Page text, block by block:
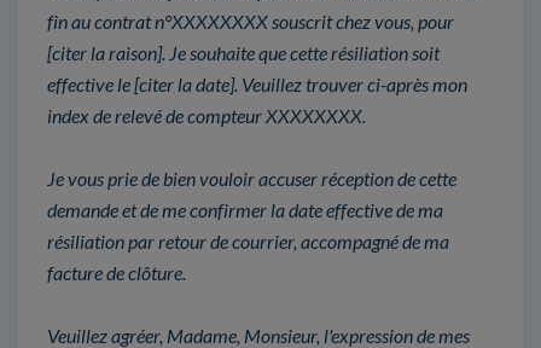
fin au contrat n°XXXXXXXX souscrit chez vous, pour
[citer la raison]. Je souhaite que cette résiliation soit
effective le [citer la date]. Veuillez trouver ci-après mon
index de relevé de compteur XXXXXXXX.
Je vous prie de bien vouloir accuser réception de cette
demande et de me confirmer la date effective de ma
résiliation par retour de courrier, accompagné de ma
facture de clôture.
Veuillez agréer, Madame, Monsieur, l'expression de mes